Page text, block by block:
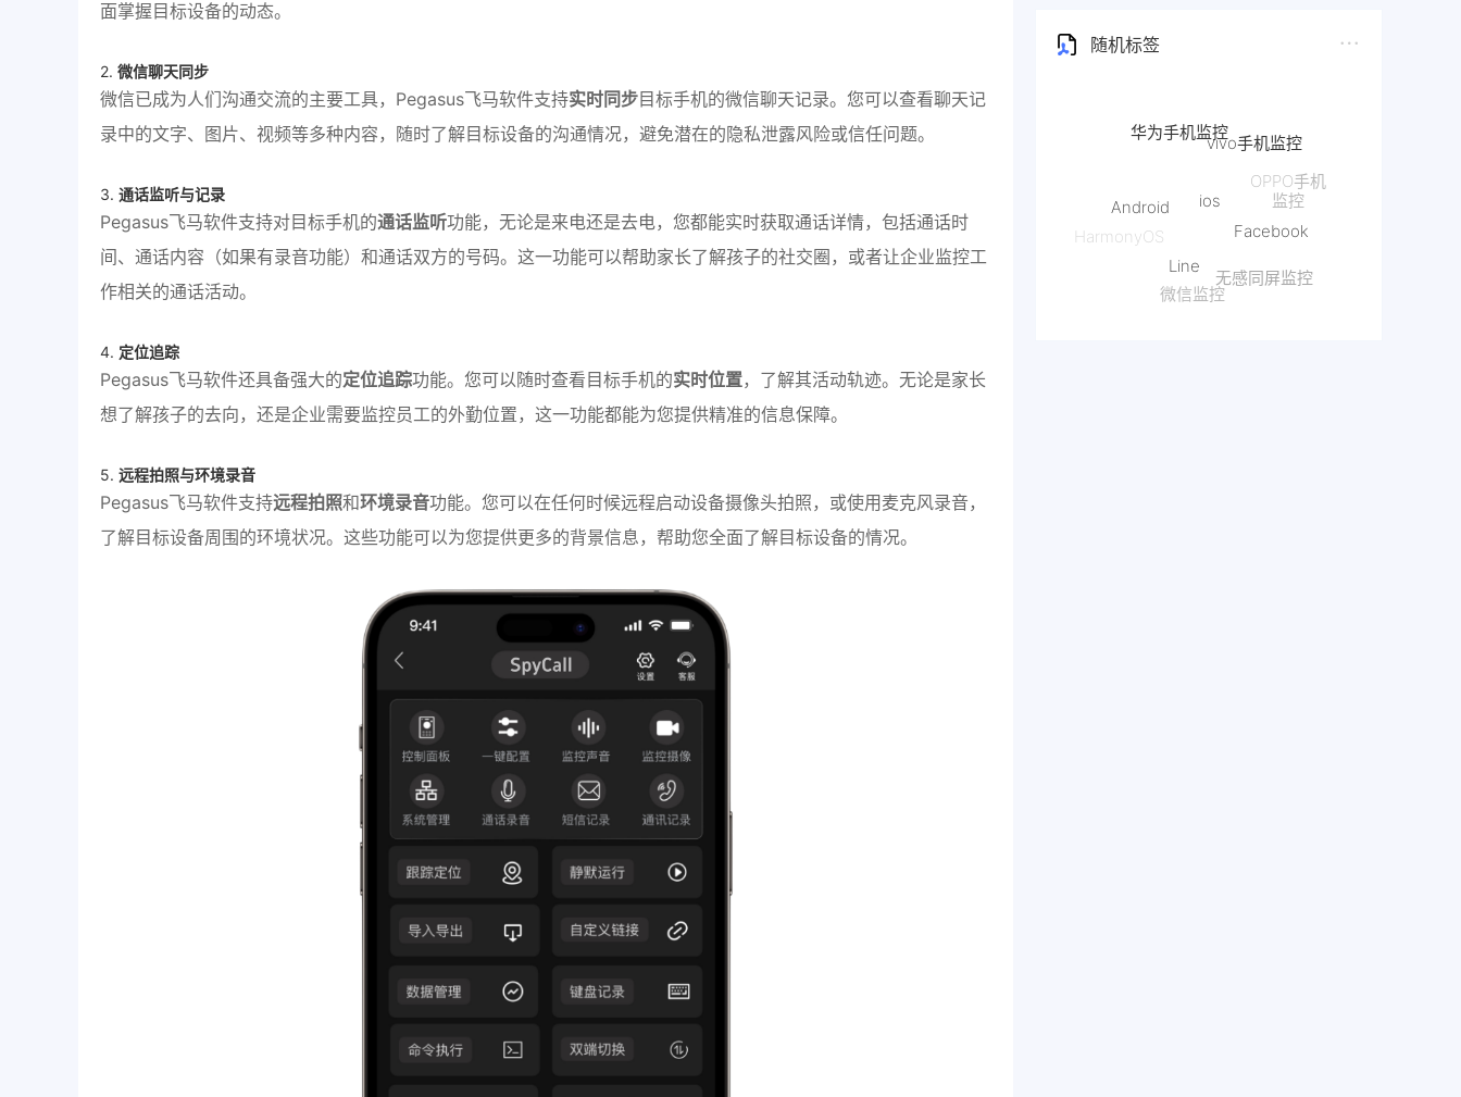
面掌握目标设备的动态。
2. 微信聊天同步
微信已成为人们沟通交流的主要工具，Pegasus飞马软件支持实时同步目标手机的微信聊天记录。您可以查看聊天记
录中的文字、图片、视频等多种内容，随时了解目标设备的沟通情况，避免潜在的隐私泄露风险或信任问题。
3. 通话监听与记录
Pegasus飞马软件支持对目标手机的通话监听功能，无论是来电还是去电，您都能实时获取通话详情，包括通话时
间、通话内容（如果有录音功能）和通话双方的号码。这一功能可以帮助家长了解孩子的社交圈，或者让企业监控工
作相关的通话活动。
4. 定位追踪
Pegasus飞马软件还具备强大的定位追踪功能。您可以随时查看目标手机的实时位置，了解其活动轨迹。无论是家长
想了解孩子的去向，还是企业需要监控员工的外勤位置，这一功能都能为您提供精准的信息保障。
5. 远程拍照与环境录音
Pegasus飞马软件支持远程拍照和环境录音功能。您可以在任何时候远程启动设备摄像头拍照，或使用麦克风录音，
了解目标设备周围的环境状况。这些功能可以为您提供更多的背景信息，帮助您全面了解目标设备的情况。
随机标签
vivo手机监控
OPPO手机
监控
抖音监控
HarmonyOS
ios
Facebook
微信监控